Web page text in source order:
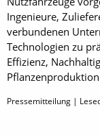
Ingenieure,
verbundenen
Technologien zu
Effizienz,
Pressemitteilung |